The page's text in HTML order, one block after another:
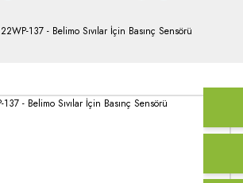
22WP-137 - Belimo Sıvılar İçin Basınç Sensörü